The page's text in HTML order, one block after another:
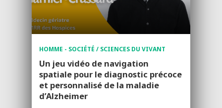
HOMME - SOCIÉTÉ / SCIENCES DU VIVANT
Un jeu vidéo de navigation
spatiale pour le diagnostic précoce
et personnalisé de la maladie
d’Alzheimer